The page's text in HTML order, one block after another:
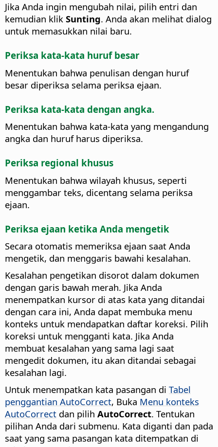
Jika Anda ingin mengubah nilai, pilih entri dan
kemudian klik Sunting. Anda akan melihat dialog
untuk memasukkan nilai baru.
Periksa kata-kata huruf besar
Menentukan bahwa penulisan dengan huruf
besar diperiksa selama periksa ejaan.
Periksa kata-kata dengan angka.
Menentukan bahwa kata-kata yang mengandung
angka dan huruf harus diperiksa.
Periksa regional khusus
Menentukan bahwa wilayah khusus, seperti
menggambar teks, dicentang selama periksa
ejaan.
Periksa ejaan ketika Anda mengetik
Secara otomatis memeriksa ejaan saat Anda
mengetik, dan menggaris bawahi kesalahan.
Kesalahan pengetikan disorot dalam dokumen
dengan garis bawah merah. Jika Anda
menempatkan kursor di atas kata yang ditandai
dengan cara ini, Anda dapat membuka menu
konteks untuk mendapatkan daftar koreksi. Pilih
koreksi untuk mengganti kata. Jika Anda
membuat kesalahan yang sama lagi saat
mengedit dokumen, itu akan ditandai sebagai
kesalahan lagi.
Untuk menempatkan kata pasangan di Tabel
penggantian AutoCorrect, Buka Menu konteks
AutoCorrect dan pilih AutoCorrect. Tentukan
pilihan Anda dari submenu. Kata diganti dan pada
saat yang sama pasangan kata ditempatkan di